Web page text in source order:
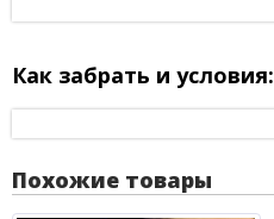
Как забрать и условия:
Похожие товары